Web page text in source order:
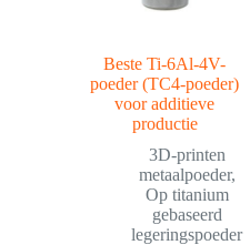
Beste Ti-6Al-4V-
poeder (TC4-poeder)
voor additieve
productie
3D-printen
metaalpoeder,
Op titanium
gebaseerd
legeringspoeder